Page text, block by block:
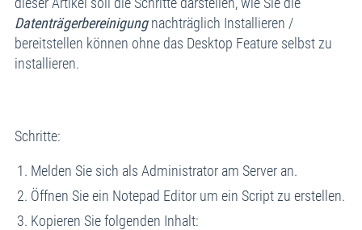
Datenträgerbereinigungnachträglich Installieren /
bereitstellen können ohne das Desktop Feature selbst zu
installieren.
Schritte:
Melden Sie sich als Administrator am Server an.
Öffnen Sie ein Notepad Editor um ein Script zu erstellen.
Kopieren Sie folgenden Inhalt: